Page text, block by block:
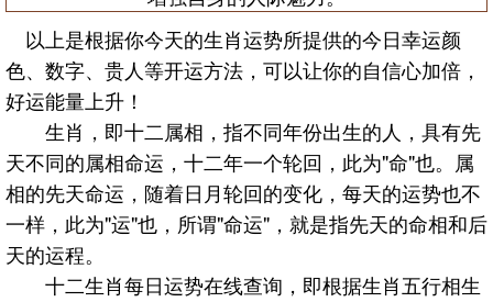
以上是根据你今天的生肖运势所提供的今日幸运颜
色、数字、贵人等开运方法，可以让你的自信心加倍，
好运能量上升！
生肖，即十二属相，指不同年份出生的人，具有先
天不同的属相命运，十二年一个轮回，此为"命"也。属
相的先天命运，随着日月轮回的变化，每天的运势也不
一样，此为"运"也，所谓"命运"，就是指先天的命相和后
天的运程。
十二生肖每日运势在线查询，即根据生肖五行相生